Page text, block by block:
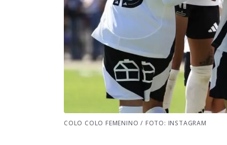
COLO COLO FEMENINO / FOTO: INSTAGRAM